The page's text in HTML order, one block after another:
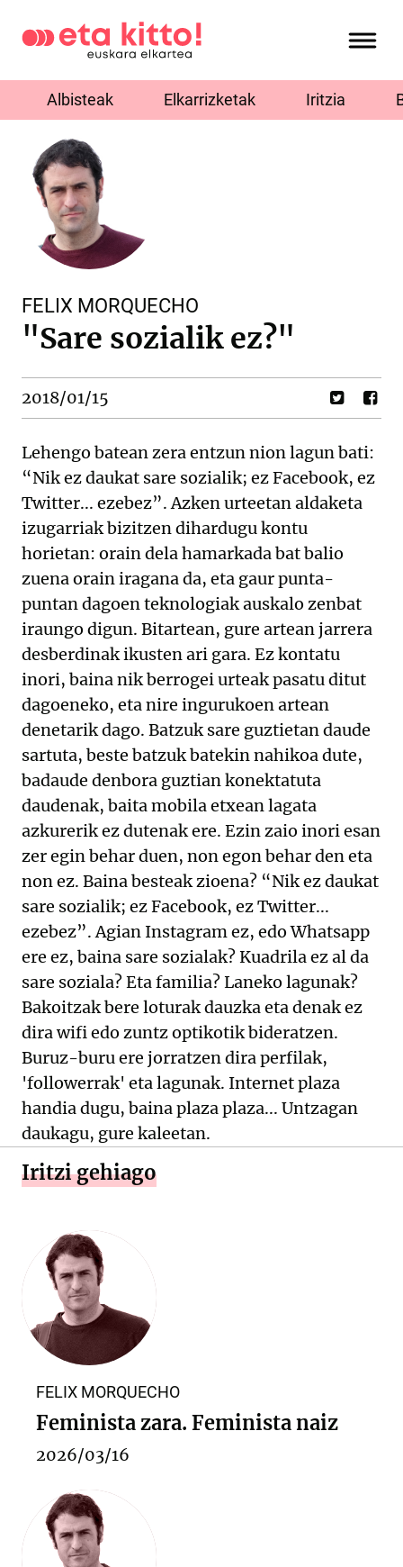
Albisteak Elkarrizketak Iritzia
FELIX MORQUECHO
"Sare sozialik ez?"
2018/01/15
Lehengo batean zera entzun nion lagun bati:
“Nik ez daukat sare sozialik; ez Facebook, ez
Twitter... ezebez”. Azken urteetan aldaketa
izugarriak bizitzen dihardugu kontu
horietan: orain dela hamarkada bat balio
zuena orain iragana da, eta gaur punta-
puntan dagoen teknologiak auskalo zenbat
iraungo digun. Bitartean, gure artean jarrera
desberdinak ikusten ari gara. Ez kontatu
inori, baina nik berrogei urteak pasatu ditut
dagoeneko, eta nire ingurukoen artean
denetarik dago. Batzuk sare guztietan daude
sartuta, beste batzuk batekin nahikoa dute,
badaude denbora guztian konektatuta
daudenak, baita mobila etxean lagata
azkurerik ez dutenak ere. Ezin zaio inori esan
zer egin behar duen, non egon behar den eta
non ez. Baina besteak zioena? “Nik ez daukat
sare sozialik; ez Facebook, ez Twitter...
ezebez”. Agian Instagram ez, edo Whatsapp
ere ez, baina sare sozialak? Kuadrila ez al da
sare soziala? Eta familia? Laneko lagunak?
Bakoitzak bere loturak dauzka eta denak ez
dira wifi edo zuntz optikotik bideratzen.
Buruz-buru ere jorratzen dira perfilak,
'followerrak' eta lagunak. Internet plaza
handia dugu, baina plaza plaza... Untzagan
daukagu, gure kaleetan.
Iritzi gehiago
FELIX MORQUECHO
Feminista zara. Feminista naiz
2026/03/16